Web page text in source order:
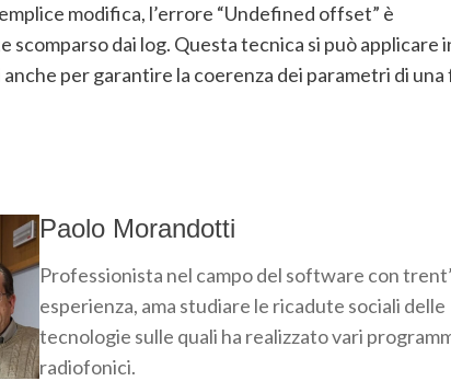
modifica, l’errore “Undefined offset” è
scomparso dai log. Questa tecnica si può applicare
anche per garantire la coerenza dei parametri di
Paolo Morandotti
Professionista nel campo del software con
esperienza, ama studiare le ricadute sociali delle
tecnologie sulle quali ha realizzato vari
radiofonici.